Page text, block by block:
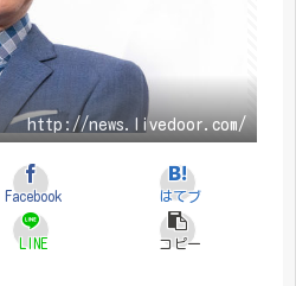
http://news.livedoor.com/
Facebook はてブ
LINE コピー